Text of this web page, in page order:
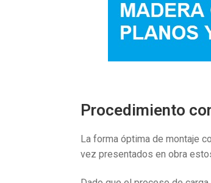
Procedimiento
La forma óptima de montaje
vez presentados en obra